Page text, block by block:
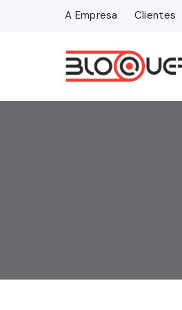
A Empresa Clientes